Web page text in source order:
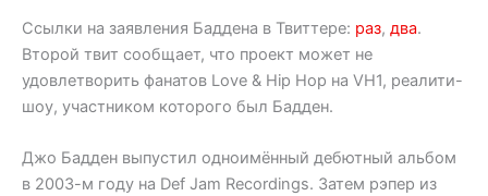
Ссылки на заявления Баддена в Твиттере: раз, два.
Второй твит сообщает, что проект может не
удовлетворить фанатов Love & Hip Hop на VH1, реалити-
шоу, участником которого был Бадден.
Джо Бадден выпустил одноимённый дебютный альбом
в 2003-м году на Def Jam Recordings. Затем рэпер из